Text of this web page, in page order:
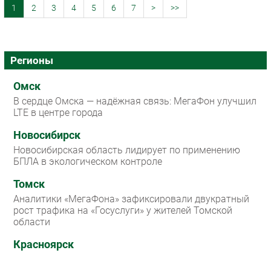
1 2 3 4 5 6 7 > >>
Регионы
Омск
В сердце Омска — надёжная связь: МегаФон улучшил
LTE в центре города
Новосибирск
Новосибирская область лидирует по применению
БПЛА в экологическом контроле
Томск
Аналитики «МегаФона» зафиксировали двукратный
рост трафика на «Госуслуги» у жителей Томской
области
Красноярск